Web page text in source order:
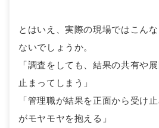
とはいえ、実際の現場ではこん
ないでしょうか。
「調査をしても、結果の共有や
止まってしまう」
「管理職が結果を正面から受け
がモヤモヤを抱える」